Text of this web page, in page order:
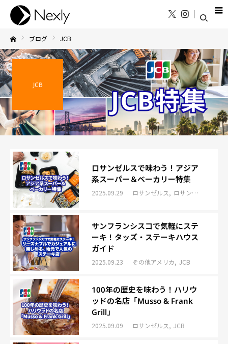
ブログ JCB
JCB
ロサンゼルスで味わう！アジア
系スーパー＆ベーカリー特集
2025.09.29 ロサンゼルス ロサンゼルス
サンフランシスコで気軽にステ
ーキ！タッズ・ステーキハウス
ガイド
2025.09.23 その他アメリカ JCB
100年の歴史を味わう！ハリウ
ッドの名店「Musso & Frank
Grill」
2025.09.09 ロサンゼルス JCB